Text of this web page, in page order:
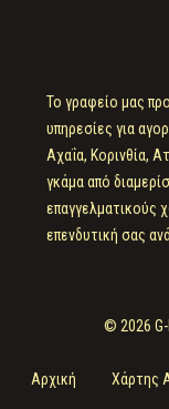
Το γραφείο μας
υπηρεσίες για
Αχαΐα, Κορινθία,
γκάμα από
επαγγελματικούς
επενδυτική σας
© 2026
Αρχική Χάρτης